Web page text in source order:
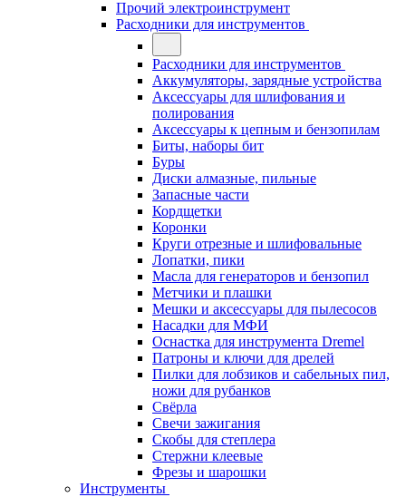
Прочий электроинструмент
Расходники для инструментов
Расходники для инструментов
Аккумуляторы, зарядные устройства
Аксессуары для шлифования и
полирования
Аксессуары к цепным и бензопилам
Биты, наборы бит
Буры
Диски алмазные, пильные
Запасные части
Кордщетки
Коронки
Круги отрезные и шлифовальные
Лопатки, пики
Масла для генераторов и бензопил
Метчики и плашки
Мешки и аксессуары для пылесосов
Насадки для МФИ
Оснастка для инструмента Dremel
Патроны и ключи для дрелей
Пилки для лобзиков и сабельных пил,
ножи для рубанков
Свёрла
Свечи зажигания
Скобы для степлера
Стержни клеевые
Фрезы и шарошки
Инструменты